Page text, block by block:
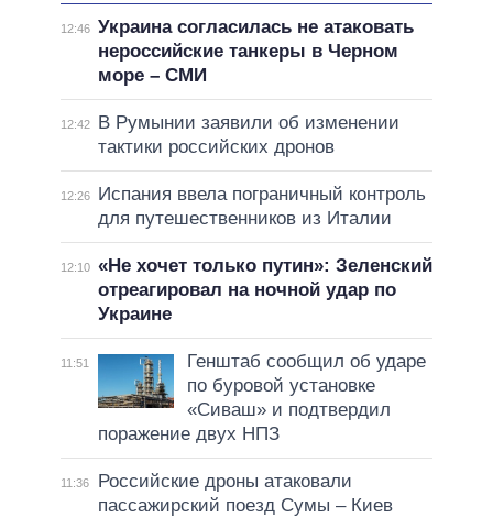
12:46 Украина согласилась не атаковать
нероссийские танкеры в Черном
море – СМИ
12:42
В Румынии заявили об изменении
тактики российских дронов
12:26
Испания ввела пограничный контроль
для путешественников из Италии
12:10 «Не хочет только путин»: Зеленский
отреагировал на ночной удар по
Украине
11:51
Генштаб сообщил об ударе
по буровой установке
«Сиваш» и подтвердил
поражение двух НПЗ
11:36
Российские дроны атаковали
пассажирский поезд Сумы – Киев